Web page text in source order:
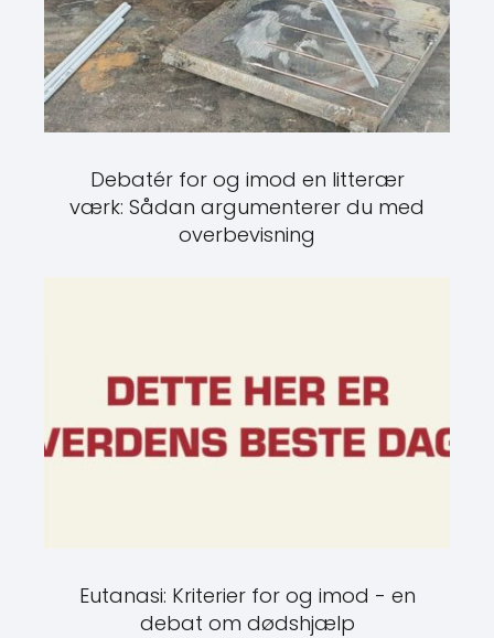
Debatér for og imod en litterær
værk: Sådan argumenterer du med
overbevisning
Eutanasi: Kriterier for og imod - en
debat om dødshjælp